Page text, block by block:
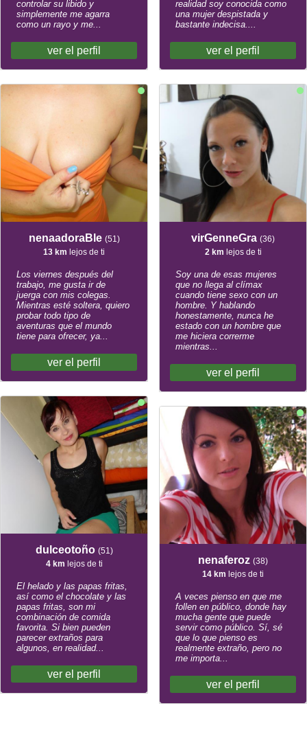
controlar su libido y
simplemente me agarra
como un rayo y me...
ver el perfil
nenaadoraBle (51)
13 km lejos de ti
Los viernes después del
trabajo, me gusta ir de
juerga con mis colegas.
Mientras esté soltera, quiero
probar todo tipo de
aventuras que el mundo
tiene para ofrecer, ya...
ver el perfil
dulceotoño (51)
4 km lejos de ti
El helado y las papas fritas,
así como el chocolate y las
papas fritas, son mi
combinación de comida
favorita. Si bien pueden
parecer extraños para
algunos, en realidad...
ver el perfil
realidad soy conocida como
una mujer despistada y
bastante indecisa....
ver el perfil
virGenneGra (36)
2 km lejos de ti
Soy una de esas mujeres
que no llega al clímax
cuando tiene sexo con un
hombre. Y hablando
honestamente, nunca he
estado con un hombre que
me hiciera correrme
mientras...
ver el perfil
nenaferoz (38)
14 km lejos de ti
A veces pienso en que me
follen en público, donde hay
mucha gente que puede
servir como público. Sí, sé
que lo que pienso es
realmente extraño, pero no
me importa...
ver el perfil